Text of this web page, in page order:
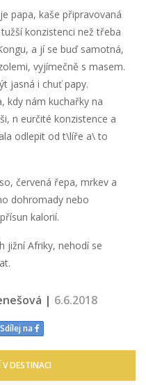
papa, kaše připravovaná
konzistenci než třeba
a jí se buď samotná,
vyjímečně s masem.
jasná i chuť papy.
kdy nám kuchařky na
n eurčité konzistence a
odlepit od t\líře a\ to
červená řepa, mrkev a
dohromady nebo
kalorií.
jižní Afriky, nehodí se
| 6.6.2018
Sdílej na
DESTINACI